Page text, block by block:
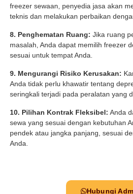
freezer sewaan, penyedia jasa akan
teknis dan melakukan perbaikan
8. Penghematan Ruang: Jika ruang
masalah, Anda dapat memilih freezer
sesuai untuk tempat Anda.
9. Mengurangi Risiko Kerusakan:
Anda tidak perlu khawatir tentang
seringkali terjadi pada peralatan yang
10. Pilihan Kontrak Fleksibel: Anda
sewa yang sesuai dengan kebutuhan
pendek atau jangka panjang, sesuai
Anda.
Hubungi